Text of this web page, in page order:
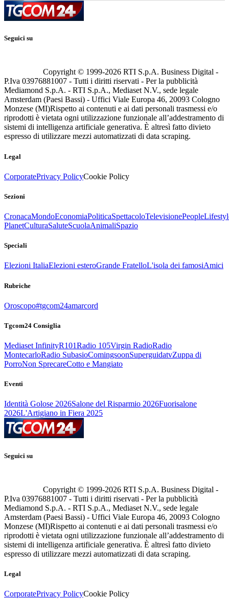
Seguici su
Copyright © 1999-2026 RTI S.p.A. Business Digital -
P.Iva 03976881007 - Tutti i diritti riservati - Per la pubblicità
Mediamond S.p.A. - RTI S.p.A., Mediaset N.V., sede legale
Amsterdam (Paesi Bassi) - Uffici Viale Europa 46, 20093 Cologno
Monzese (MI)Rispetto ai contenuti e ai dati personali trasmessi e/o
riprodotti è vietata ogni utilizzazione funzionale all’addestramento di
sistemi di intelligenza artificiale generativa. È altresì fatto divieto
espresso di utilizzare mezzi automatizzati di data scraping.
Legal
CorporatePrivacy PolicyCookie Policy
Sezioni
CronacaMondoEconomiaPoliticaSpettacoloTelevisionePeople
PlanetCulturaSaluteScuolaAnimaliSpazio
Speciali
Elezioni ItaliaElezioni esteroGrande FratelloL'isola dei famosiAmici
Rubriche
Oroscopo#tgcom24amarcord
Tgcom24 Consiglia
Mediaset InfinityR101Radio 105Virgin RadioRadio
MontecarloRadio SubasioComingsoonSuperguidatvZuppa di
PorroNon SprecareCotto e Mangiato
Eventi
Identità Golose 2026Salone del Risparmio 2026Fuorisalone
2026L'Artigiano in Fiera 2025
Seguici su
Copyright © 1999-2026 RTI S.p.A. Business Digital -
P.Iva 03976881007 - Tutti i diritti riservati - Per la pubblicità
Mediamond S.p.A. - RTI S.p.A., Mediaset N.V., sede legale
Amsterdam (Paesi Bassi) - Uffici Viale Europa 46, 20093 Cologno
Monzese (MI)Rispetto ai contenuti e ai dati personali trasmessi e/o
riprodotti è vietata ogni utilizzazione funzionale all’addestramento di
sistemi di intelligenza artificiale generativa. È altresì fatto divieto
espresso di utilizzare mezzi automatizzati di data scraping.
Legal
CorporatePrivacy PolicyCookie Policy